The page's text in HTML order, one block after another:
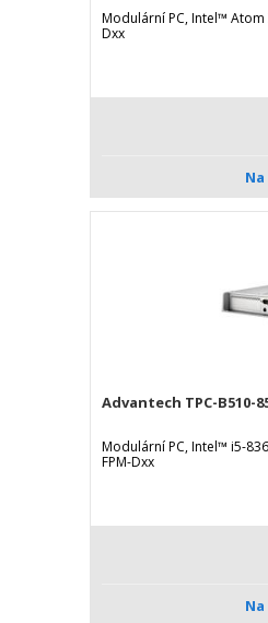
Modulární PC, Intel™ Atom
Dxx
Advantech TPC-B510-
Modulární PC, Intel™ i5-
FPM-Dxx